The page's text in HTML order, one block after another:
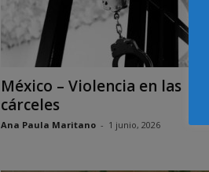
México – Violencia en las
cárceles
Ana Paula Maritano - 1 junio, 2026